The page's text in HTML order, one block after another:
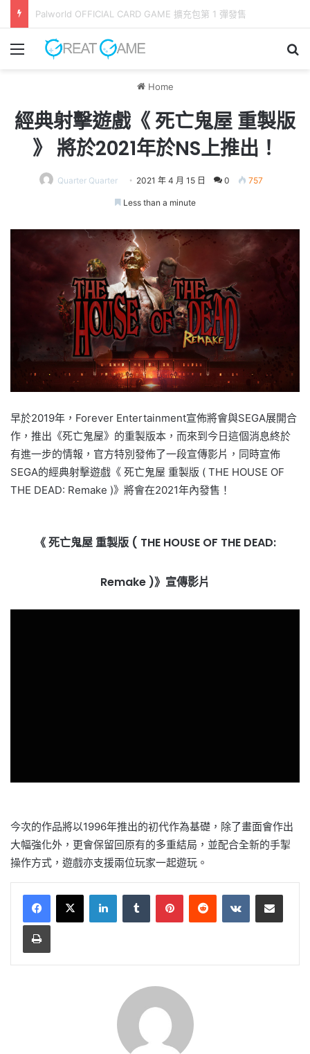
Menu
Home
經典射擊遊戲《 死亡鬼屋 重製版
》 將於2021年於NS上推出！
Quarter Quarter 2021 年 4 月 15 日 0 757
Less than a minute
早於2019年，Forever Entertainment宣佈將會與SEGA展開合
作，推出《死亡鬼屋》的重製版本，而來到今日這個消息終於
有進一步的情報，官方特別發佈了一段宣傳影片，同時宣佈
SEGA的經典射擊遊戲《 死亡鬼屋 重製版 ( THE HOUSE OF
THE DEAD: Remake )》將會在2021年內發售！
《 死亡鬼屋 重製版 ( THE HOUSE OF THE DEAD:
Remake )》宣傳影片
今次的作品將以1996年推出的初代作為基礎，除了畫面會作出
大幅強化外，更會保留回原有的多重結局，並配合全新的手掣
操作方式，遊戲亦支援兩位玩家一起遊玩。
LinkedInTumblr PinterestReddit VKontakteShare via Email
Print